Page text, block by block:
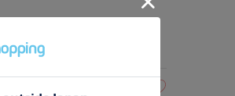
サイズ:09(M)